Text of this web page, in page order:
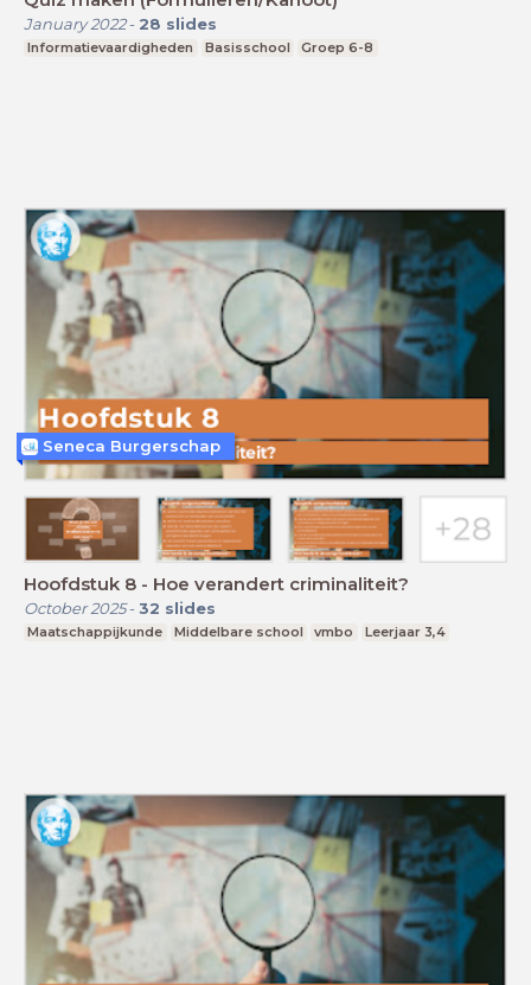
January 2022- 28 slides
Informatievaardigheden Basisschool Groep 6-8
Hoofdstuk 8 - Hoe verandert criminaliteit?
October 2025- 32 slides
Maatschappijkunde Middelbare school vmbo Leerjaar 3,4
Seneca Burgerschap